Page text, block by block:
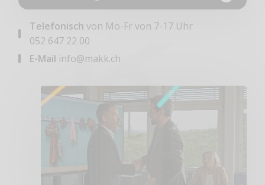
Telefonisch von Mo-Fr von 7-17 Uhr
052 647 22 00
E-Mail info@makk.ch